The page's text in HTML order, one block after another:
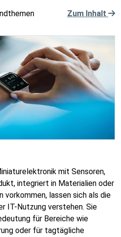
Zum Inhalt
mit Sensoren,
integriert in Materialien oder
vorkommen, lassen sich als die
IT-Nutzung verstehen. Sie
für Bereiche wie
oder für tagtägliche